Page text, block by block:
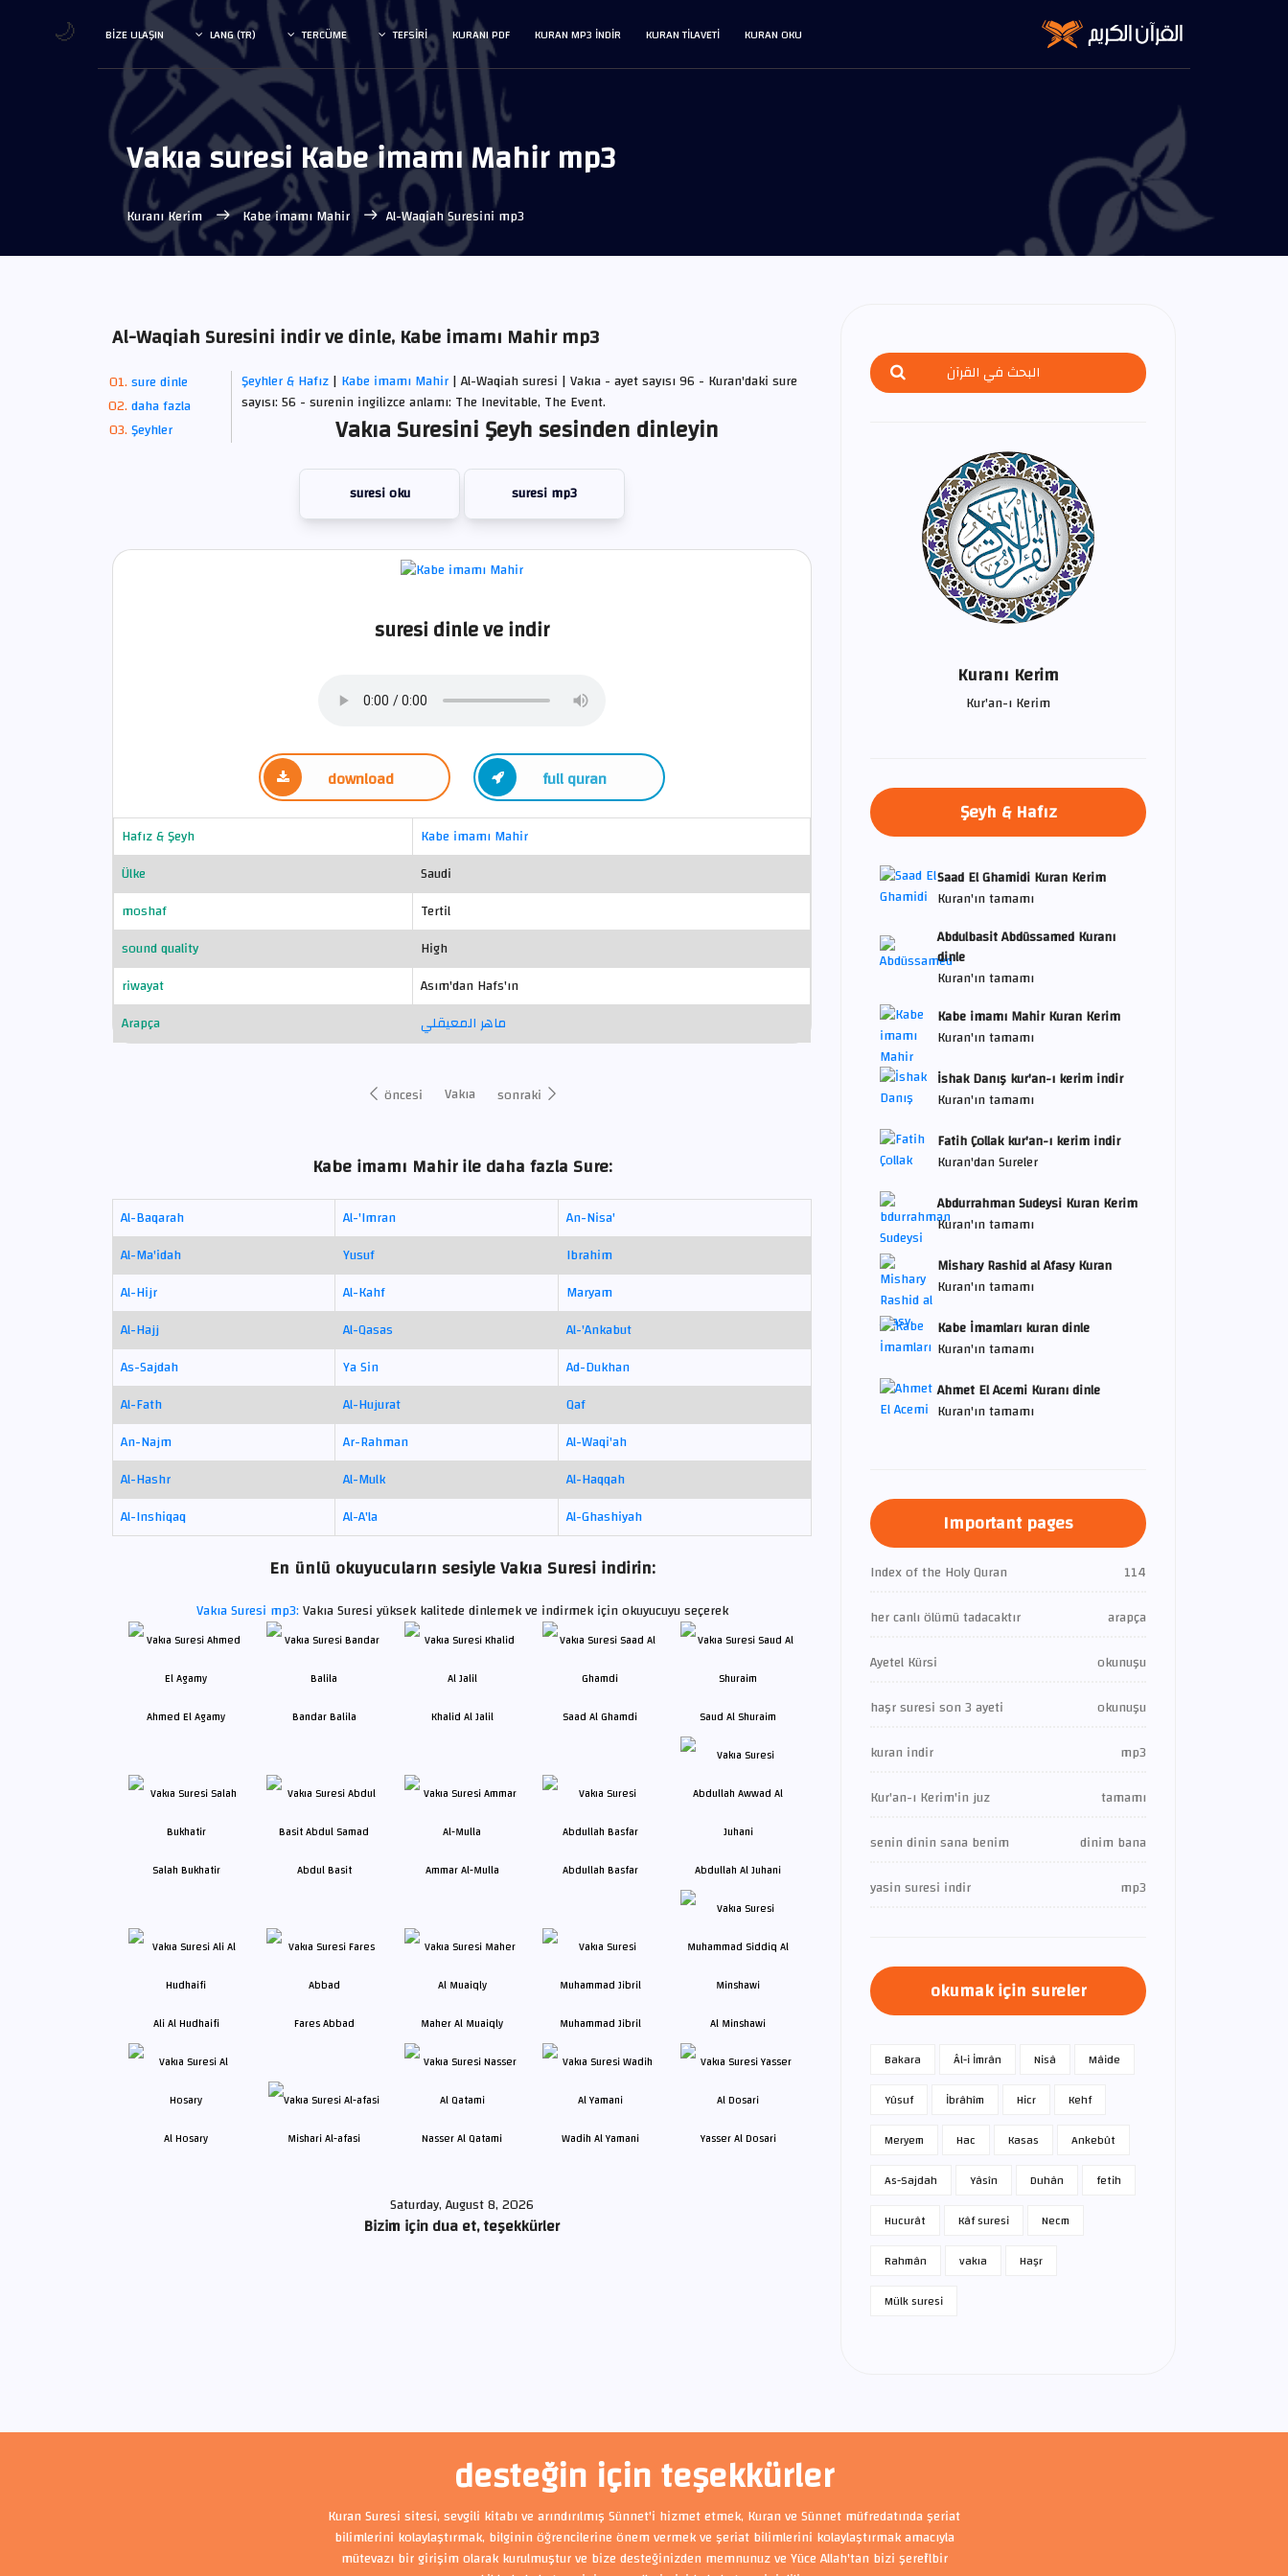
KURAN OKU
KURAN TILAVETI
KURAN MP3 INDIR
KURANI PDF
TEFSIRI
TERCÜME
LANG (TR)
BIZE ULAŞIN
Vakıa suresi Kabe imamı Mahir mp3
Kuranı Kerim Kabe imamı Mahir Al-Waqiah Suresini mp3
Al-Waqiah Suresini indir ve dinle, Kabe imamı Mahir mp3
sure dinle
daha fazla
Şeyhler
Şeyhler & Hafız| Kabe imamı Mahir| Al-Waqiah suresi | Vakıa - ayet sayısı 96 - Kuran'daki sure
sayısı: 56 - surenin ingilizce anlamı: The Inevitable, The Event.
Vakıa Suresini Şeyh sesinden dinleyin
suresi oku suresi mp3
suresi dinle ve indir
download full quran
Hafız & Şeyh
Kabe imamı Mahir
Ülke
Saudi
moshaf
Tertil
sound quality
High
riwayat
Asım'dan Hafs'ın
Arapça
ماهر المعيقلي
öncesi Vakıa sonraki
Kabe imamı Mahir ile daha fazla Sure:
Al-Baqarah Al-'Imran
An-Nisa'
Al-Ma'idah
Yusuf
Ibrahim
Al-Hijr
Al-Kahf
Maryam
Al-Hajj
Al-Qasas
Al-'Ankabut
As-Sajdah
Ya Sin
Ad-Dukhan
Al-Fath
Al-Hujurat
Qaf
An-Najm
Ar-Rahman
Al-Waqi'ah
Al-Hashr
Al-Mulk
Al-Haqqah
Al-Inshiqaq
Al-A'la Al-Ghashiyah
En ünlü okuyucuların sesiyle Vakıa Suresi indirin:
Vakıa Suresi mp3:Vakıa Suresi yüksek kalitede dinlemek ve indirmek için okuyucuyu seçerek
Ahmed El Agamy Bandar Balila Khalid Al Jalil Saad Al Ghamdi Saud Al Shuraim
Salah Bukhatir Abdul Basit Ammar Al-Mulla Abdullah Basfar Abdullah Al Juhani
Ali Al Hudhaifi Fares Abbad Maher Al Muaiqly Muhammad Jibril Al Minshawi
Al Hosary Mishari Al-afasi Nasser Al Qatami Wadih Al Yamani Yasser Al Dosari
Saturday, August 8, 2026
Bizim için dua et, teşekkürler
Kuranı Kerim
Kur'an-ı Kerim
Şeyh & Hafız
Saad El Ghamidi Kuran Kerim
Kuran'ın tamamı
Abdulbasit Abdüssamed Kuranı
dinle
Kuran'ın tamamı
Kabe imamı Mahir Kuran Kerim
Kuran'ın tamamı
İshak Danış kur'an-ı kerim indir
Kuran'ın tamamı
Fatih Çollak kur'an-ı kerim indir
Kuran'dan Sureler
Abdurrahman Sudeysi Kuran Kerim
Kuran'ın tamamı
Mishary Rashid al Afasy Kuran
Kuran'ın tamamı
Kabe İmamları kuran dinle
Kuran'ın tamamı
Ahmet El Acemi Kuranı dinle
Kuran'ın tamamı
Important pages
Index of the Holy Quran
114
her canlı ölümü tadacaktır
arapça
Ayetel Kürsi
okunuşu
haşr suresi son 3 ayeti
okunuşu
kuran indir
mp3
Kur'an-ı Kerim'in juz
tamamı
senin dinin sana benim
dinim bana
yasin suresi indir
mp3
okumak için sureler
Bakara Âl-i İmrân Nisâ
Mâide
Yûsuf
İbrâhîm Hicr
Kehf
Meryem
Hac Kasas
Ankebût
As-Sajdah
Yâsîn Duhân
fetih
Hucurât
Kâf suresi
Necm
Rahmân
vakıa
Haşr
Mülk suresi
desteğin için teşekkürler
Kuran Suresi sitesi, sevgili kitabı ve arındırılmış Sünnet'i hizmet etmek, Kuran ve Sünnet müfredatında şeriat
bilimlerini kolaylaştırmak, bilginin öğrencilerine önem vermek ve şeriat bilimlerini kolaylaştırmak amacıyla
mütevazı bir girişim olarak kurulmuştur ve bize desteğinizden memnunuz ve Yüce Allah'tan bizi şerefli bir
🌙